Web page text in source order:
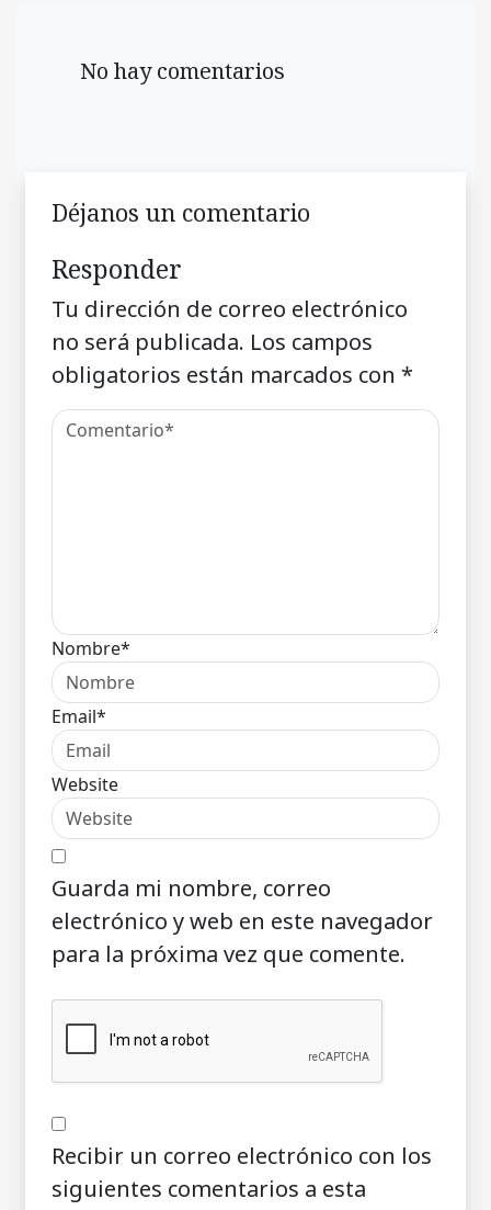
No hay comentarios
Déjanos un comentario
Responder
Tu dirección de correo electrónico
no será publicada. Los campos
obligatorios están marcados con *
Nombre*
Email*
Website
Guarda mi nombre, correo
electrónico y web en este navegador
para la próxima vez que comente.
Recibir un correo electrónico con los
siguientes comentarios a esta